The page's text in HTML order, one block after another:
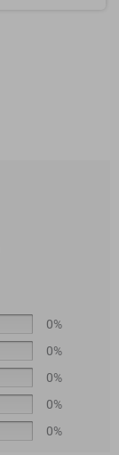
0%
0%
0%
0%
0%